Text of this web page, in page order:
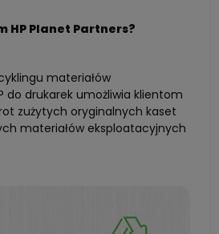
HP Planet Partners?
materiałów
do drukarek umożliwia klientom
zużytych oryginalnych kaset
materiałów eksploatacyjnych